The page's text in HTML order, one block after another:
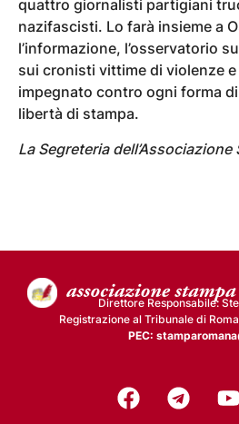
quattro giornalisti partigiani
nazifascisti. Lo farà insieme a
l’informazione, l’osservatorio
sui cronisti vittime di violenze
impegnato contro ogni forma
libertà di stampa.
La Segreteria dell’Associazione
Direttore Responsabile:
Registrazione al Tribunale di
PEC: